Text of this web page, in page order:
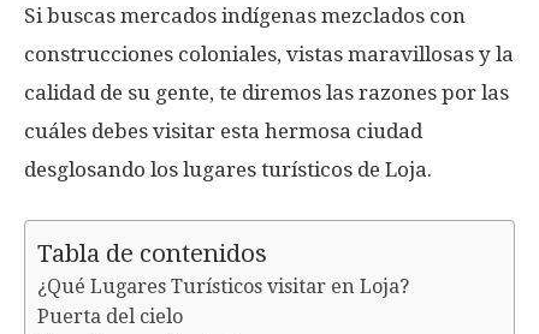
Si buscas mercados indígenas mezclados con
construcciones coloniales, vistas maravillosas y la
calidad de su gente, te diremos las razones por las
cuáles debes visitar esta hermosa ciudad
desglosando los lugares turísticos de Loja.
Tabla de contenidos
¿Qué Lugares Turísticos visitar en Loja?
Puerta del cielo